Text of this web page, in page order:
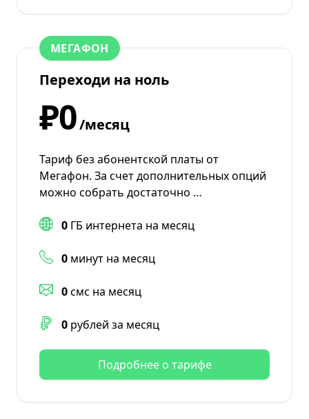
МЕГАФОН
Переходи на ноль
₽0/месяц
Тариф без абонентской платы от
Мегафон. За счет дополнительных опций
можно собрать достаточно …
0 ГБ интернета на месяц
0 минут на месяц
0смс на месяц
0 рублей за месяц
Подробнее о тарифе